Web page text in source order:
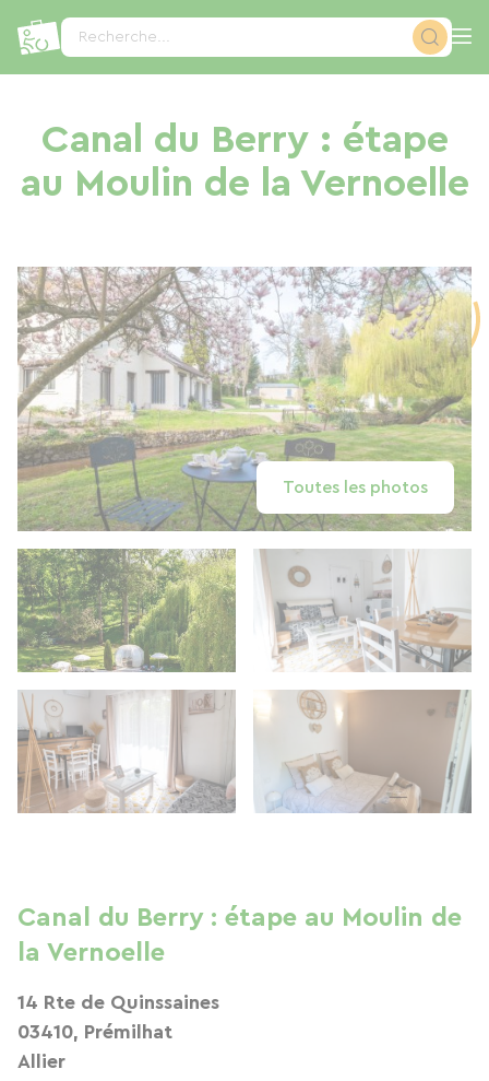
Recherche...
Canal du Berry : étape
au Moulin de la Vernoelle
Toutes les photos
Canal du Berry : étape au Moulin de
la Vernoelle
14 Rte de Quinssaines
03410, Prémilhat
Allier
Panneau de gestion des cookies